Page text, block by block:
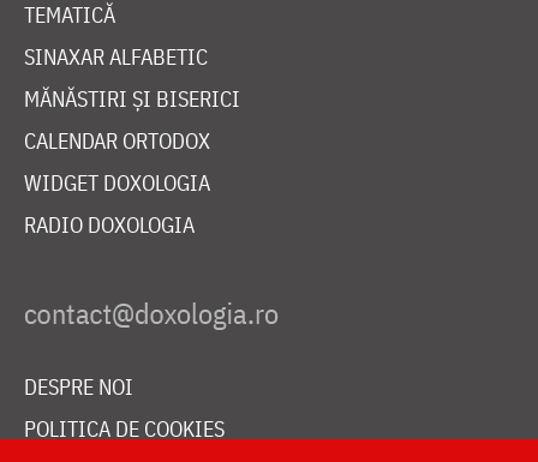
TEMATICĂ
SINAXAR ALFABETIC
MĂNĂSTIRI ȘI BISERICI
CALENDAR ORTODOX
WIDGET DOXOLOGIA
RADIO DOXOLOGIA
DESPRE NOI
POLITICA DE COOKIES